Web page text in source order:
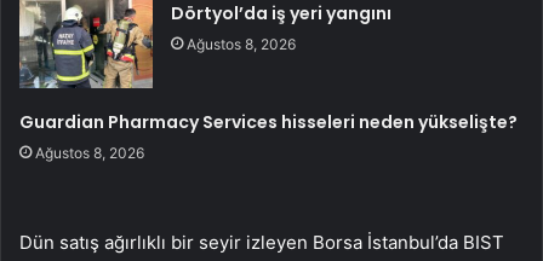
Dörtyol’da iş yeri yangını
Ağustos 8, 2026
Guardian Pharmacy Services hisseleri neden yükselişte?
Ağustos 8, 2026
Dün satış ağırlıklı bir seyir izleyen Borsa İstanbul’da BIST